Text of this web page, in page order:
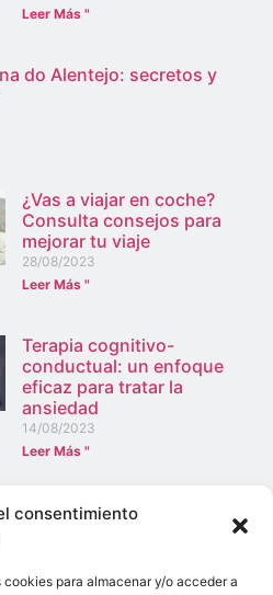
consentimiento
para almacenar y/o acceder a
Leer Más "
do Alentejo: secretos y
¿Vas a viajar en coche?
Consulta consejos para
mejorar tu viaje
28/08/2023
Leer Más "
Terapia cognitivo-
conductual: un enfoque
eficaz para tratar la
ansiedad
14/08/2023
Leer Más "
en Lagoa: historia viva y